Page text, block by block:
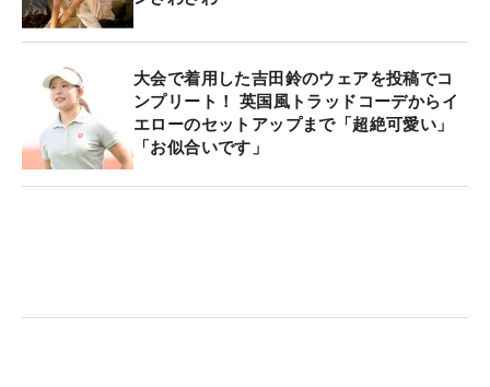
大会で着用した吉田鈴のウェアを投稿でコ
ンプリート！ 英国風トラッドコーデからイ
エローのセットアップまで「超絶可愛い」
「お似合いです」